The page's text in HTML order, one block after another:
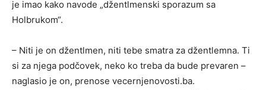
je imao kako navode „džentlmenski sporazum sa
Holbrukom“.
– Niti je on džentlmen, niti tebe smatra za džentlemna. Ti
si za njega podčovek, neko ko treba da bude prevaren –
naglasio je on, prenose vecernjenovosti.ba.